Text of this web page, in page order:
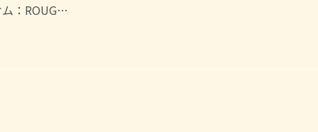
フランス語イディオム：ROUGE（赤）を使った色の表現5選